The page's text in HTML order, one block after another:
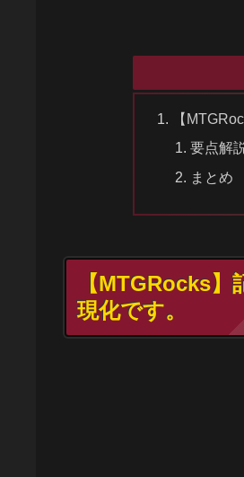
【
要点解
まとめ
【MTGRocks
現化です。